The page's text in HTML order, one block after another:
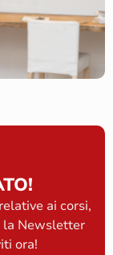
ai corsi,
la Newsletter
ora!